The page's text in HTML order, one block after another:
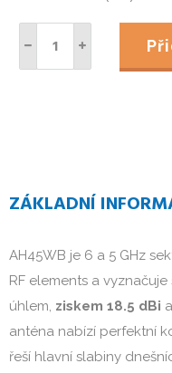
ZÁKLADNÍ
AH45WB je 6 a 5 GHz
RF elements a vyznačuje
úhlem, ziskem 18.5 dBi
anténa nabízí perfektní
řeší hlavní slabiny